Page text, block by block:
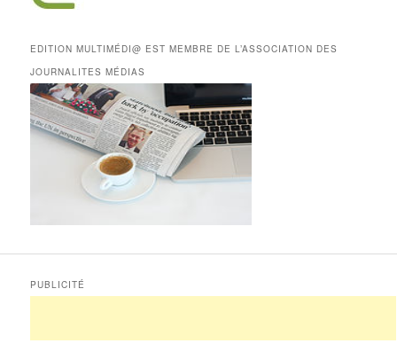
EDITION MULTIMÉDI@ EST MEMBRE DE L’ASSOCIATION DES
JOURNALITES MÉDIAS
PUBLICITÉ